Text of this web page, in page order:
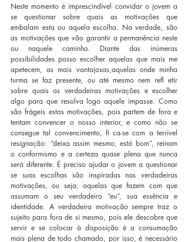
Neste momento é imprescindível convidar o jovem a
se questionar sobre quais as motivações que
embalam esta ou aquela escolha. Na verdade, são
as motivações que vão garantir a permanência neste
ou naquele caminho. Diante das inúmeras
possibilidades posso escolher aquelas que mais me
apetecem, as mais vantajosas,aquelas onde minha
turma se faz presente, ou até mesmo nem refl etir
sobre quais as verdadeiras motivações e escolher
algo para que resolva logo aquele impasse. Como
são frágeis estas motivações, pois partem de fora e
tentam convencer o nosso interior, e como não se
consegue tal convencimento, fi ca-se com a terrível
resignação: “deixa assim mesmo, está bom”, reinam
o conformismo e a certeza quase plena que nunca
será diferente. É preciso ajudar o jovem a questionar
se suas escolhas são inspiradas nas verdadeiras
motivações, ou seja, aquelas que fazem com que
assumam o seu verdadeiro “eu”, sua essência e
identidade. A verdadeira motivação sempre traz o
sujeito para fora de si mesmo, pois ele descobre que
servir e se colocar à disposição é a consumação
mais plena de todo chamado, por isso, é necessário